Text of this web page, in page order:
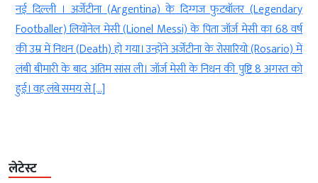
। अर्जेंटीना (Argentina) के दिग्गज फुटबॉलर (Legendary
लियोनेल मेसी (Lionel Messi) के पिता जॉर्ज मेसी का 68 वर्ष
निधन (Death) हो गया। उन्होंने अर्जेंटीना के रोसारियो (Rosario) में
के बाद अंतिम सांस ली। जॉर्ज मेसी के निधन की पुष्टि 8 अगस्त को
लंबे समय से […]
नई दिल्ली
(August
लिहाज से
वर्ल्ड टेस्ट
लेटेस्ट